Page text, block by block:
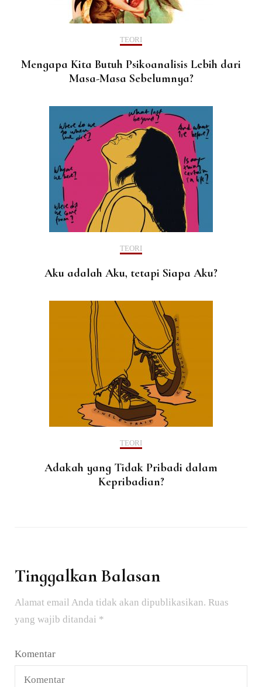
TEORI
Mengapa Kita Butuh Psikoanalisis Lebih dari
Masa-Masa Sebelumnya?
TEORI
Aku adalah Aku, tetapi Siapa Aku?
TEORI
Adakah yang Tidak Pribadi dalam
Kepribadian?
Tinggalkan Balasan
Alamat email Anda tidak akan dipublikasikan. Ruas
yang wajib ditandai *
Komentar